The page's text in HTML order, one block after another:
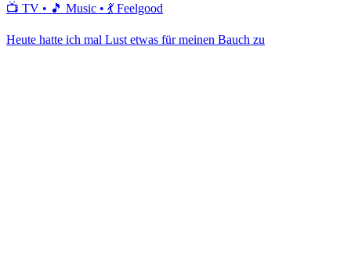
📺 TV • 🎵 Music • 💃 Feelgood
Heute hatte ich mal Lust etwas für meinen Bauch zu